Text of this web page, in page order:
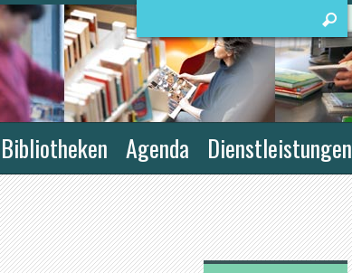
Bibliotheken Agenda Dienstleistungen